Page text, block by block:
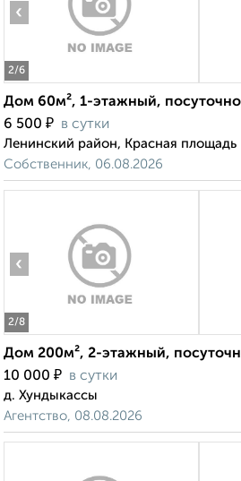
2/6
‹
Дом 60м², 1-этажный,
6 500 ₽ в сутки
Ленинский район, Красная площадь
Собственник, 06.08.2026
2/8
‹
Дом 200м², 2-этажный,
10 000 ₽ в сутки
д. Хундыкассы
Агентство, 08.08.2026